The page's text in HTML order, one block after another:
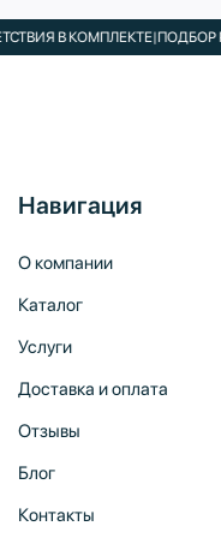
В КОМПЛЕКТЕ|ПОДБОР
Навигация
О компании
Каталог
Услуги
Доставка и оплата
Отзывы
Блог
Контакты